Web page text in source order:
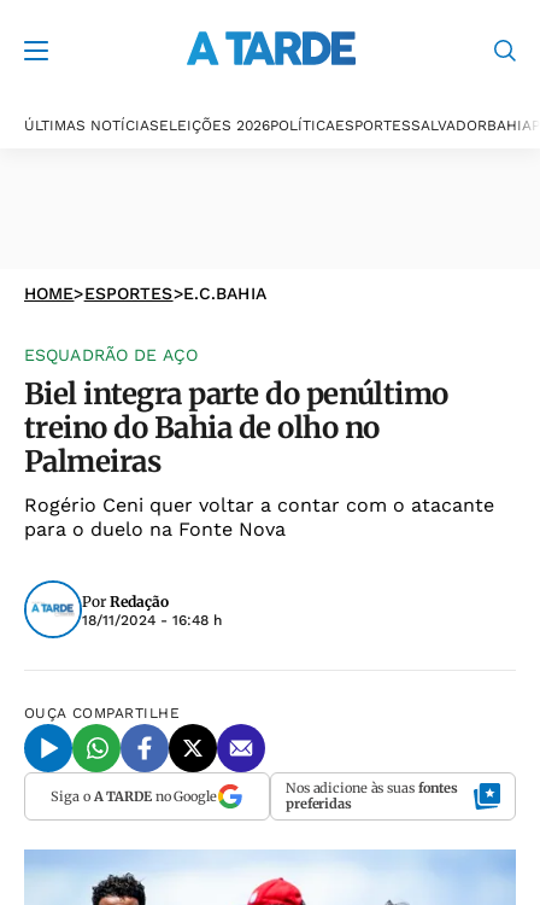
ÚLTIMAS NOTÍCIASELEIÇÕES 2026POLÍTICAESPORTESSALVADORBAHIA
HOME>ESPORTES>E.C.BAHIA
ESQUADRÃO DE AÇO
Biel integra parte do penúltimo
treino do Bahia de olho no
Palmeiras
Rogério Ceni quer voltar a contar com o atacante
para o duelo na Fonte Nova
Por Redação
18/11/2024 - 16:48 h
OUÇA COMPARTILHE
Siga o A TARDEno Google Nos adicione às suas fontes
preferidas